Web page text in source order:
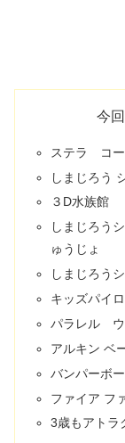
今
ステラ コー
しまじろう
３D水族館
しまじろう
ゅうじょ
しまじろう
キッズパイ
パラレル ウ
アルキン ベ
バンパーボ
ファイア フ
3歳もアトラ